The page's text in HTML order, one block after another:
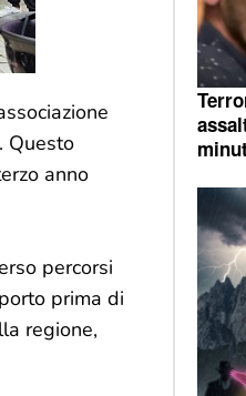
Questo
anno
percorsi
prima di
regione,